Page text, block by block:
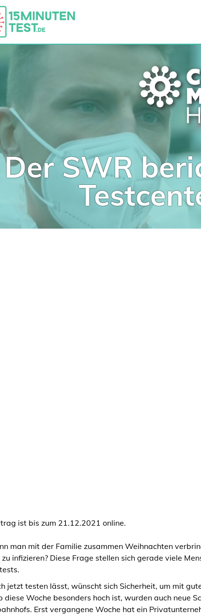
Der SWR
ist bis zum 21.12.2021 online.
man mit der Familie zusammen Weihnachten
zu infizieren? Diese Frage stellen sich gerade viele
jetzt testen lässt, wünscht sich Sicherheit, um mit
diese Woche besonders hoch ist, wurden auch neue
Erst vergangene Woche hat ein